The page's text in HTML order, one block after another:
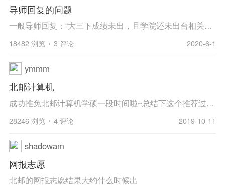
导师回复的问题
一般导师回复：“大三下成绩未出，且学院还未出台相关政策，之后联系。”这种是不是就凉了。
18482 浏览 3 评论 2020-6-1
ymmm
北邮计算机
成功推免北邮计算机学硕一段时间啦~总结下这个推荐过程。楼主双非 专业综合排名第二，拿过国奖、校一等、科创、社会贡献等奖学金。参加过两项大创一个主持一个参与普刊发表一篇论文，参加过一些网络安全的竞赛拿过一些奖。在今年7月底才开始联系北邮老师...
28246 浏览 4 评论 2019-10-11
shadowam
网报志愿
北邮的网报志愿结果大约什么时候出